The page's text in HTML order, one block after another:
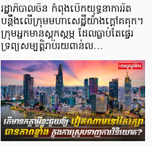
រដ្ឋាភិបាលចិន កំពុងបើកយុទ្ធនាការរឹត
បន្តឹងលើក្រុមមហាសេដ្ឋី​យ៉ាង​ក្ដៅគគុក។
​ក្រុមអ្នកមានស្ដុកស្ដម្ភ ដែល​ធ្លាប់​តែផ្ទេរ
ទ្រព្យសម្បត្តិរាប់រយពាន់ល…